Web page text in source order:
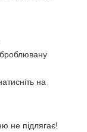
на
не підлягає!